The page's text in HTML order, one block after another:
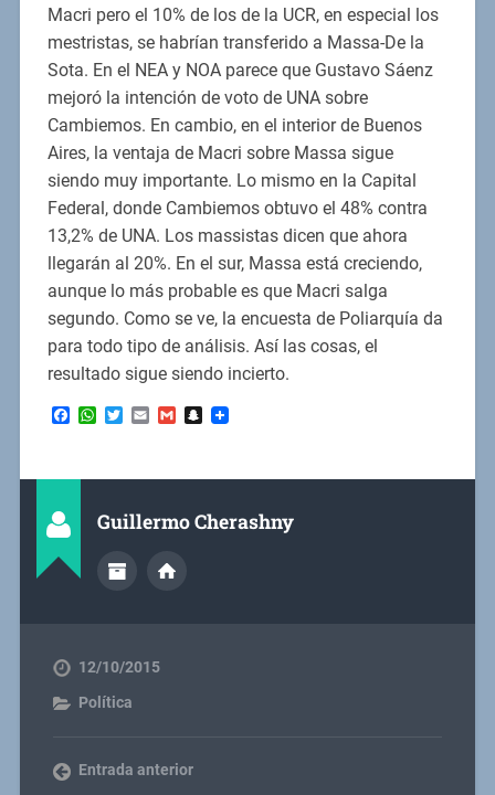
Macri pero el 10% de los de la UCR, en especial los
mestristas, se habrían transferido a Massa-De la
Sota. En el NEA y NOA parece que Gustavo Sáenz
mejoró la intención de voto de UNA sobre
Cambiemos. En cambio, en el interior de Buenos
Aires, la ventaja de Macri sobre Massa sigue
siendo muy importante. Lo mismo en la Capital
Federal, donde Cambiemos obtuvo el 48% contra
13,2% de UNA. Los massistas dicen que ahora
llegarán al 20%. En el sur, Massa está creciendo,
aunque lo más probable es que Macri salga
segundo. Como se ve, la encuesta de Poliarquía da
para todo tipo de análisis. Así las cosas, el
resultado sigue siendo incierto.
Facebook
WhatsApp
TwitterEmailGmailSnapchat
Guillermo Cherashny
12/10/2015
Política
Entrada anterior